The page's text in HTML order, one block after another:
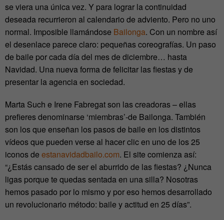
se viera una única vez. Y para lograr la continuidad
deseada recurrieron al calendario de adviento. Pero no uno
normal. Imposible llamándose Bailonga. Con un nombre así
el desenlace parece claro: pequeñas coreografías. Un paso
de baile por cada día del mes de diciembre… hasta
Navidad. Una nueva forma de felicitar las fiestas y de
presentar la agencia en sociedad.
Marta Such e Irene Fabregat son las creadoras – ellas
prefieres denominarse ‘miembras’-de Bailonga. También
son los que enseñan los pasos de baile en los distintos
vídeos que pueden verse al hacer clic en uno de los 25
iconos de estanavidadbailo.com. El site comienza así:
“¿Estás cansado de ser el aburrido de las fiestas? ¿Nunca
ligas porque te quedas sentada en una silla? Nosotras
hemos pasado por lo mismo y por eso hemos desarrollado
un revolucionario método: baile y actitud en 25 días”.